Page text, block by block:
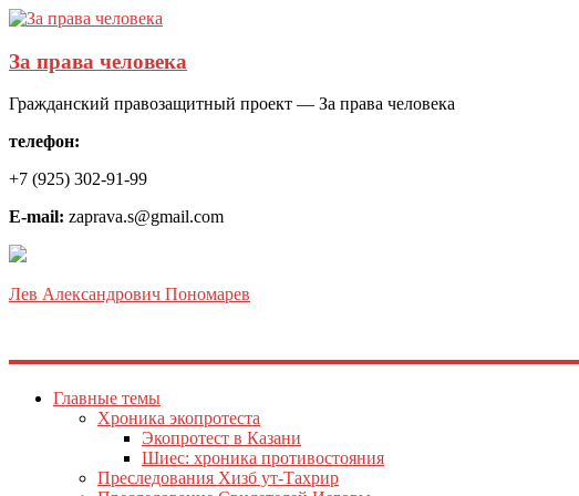
За права человека
Гражданский правозащитный проект — За права человека
телефон:
+7 (925) 302-91-99
E-mail: zaprava.s@gmail.com
Лев Александрович Пономарев
Главные темы
Хроника экопротеста
Экопротест в Казани
Шиес: хроника противостояния
Преследования Хизб ут-Тахрир